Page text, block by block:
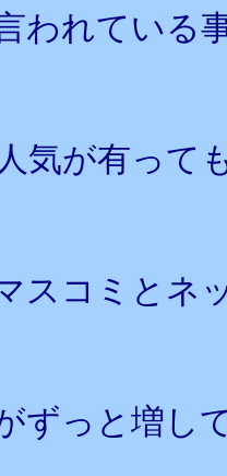
われている
気が有って
スコミとネ
ずっと増し